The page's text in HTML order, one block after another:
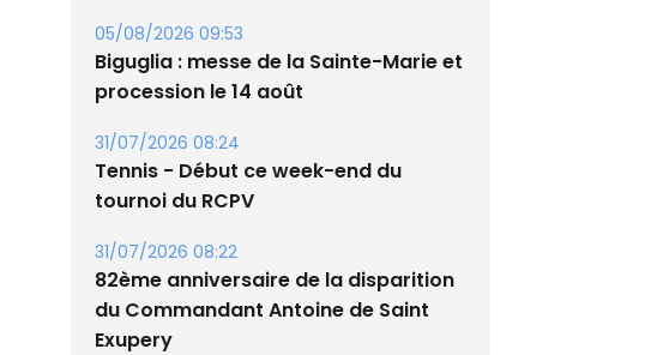
05/08/2026 09:53
Biguglia : messe de la Sainte-Marie et
procession le 14 août
31/07/2026 08:24
Tennis - Début ce week-end du
tournoi du RCPV
31/07/2026 08:22
82ème anniversaire de la disparition
du Commandant Antoine de Saint
Exupery